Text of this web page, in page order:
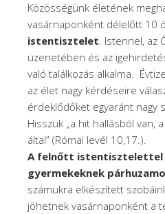
Közösségünk életének
vasárnaponként délelőtt 10
istentisztelet. Istennel, az
üzenetében és az
való találkozás alkalma.
az élet nagy kérdéseire
érdeklődőket egyaránt nagy
Hisszük „a hit hallásból van,
által” (Római levél 10,17.).
A felnőtt istentisztelettel
gyermekeknek
számukra elkészített
jöhetnek vasárnaponként a